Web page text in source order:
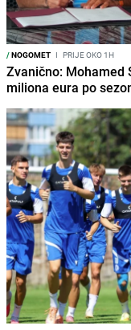
/NOGOMET I PRIJE OKO 1H
Zvanično: Mohamed
miliona eura po